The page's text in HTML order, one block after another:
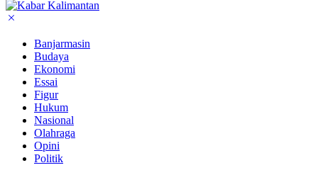
Banjarmasin
Budaya
Ekonomi
Essai
Figur
Hukum
Nasional
Olahraga
Opini
Politik